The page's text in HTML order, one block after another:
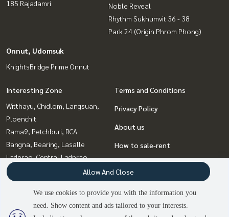
185 Rajadamri
Noble Reveal
Rhythm Sukhumvit 36 - 38
Park 24 (Origin Phrom Phong)
Onnut, Udomsuk
KnightsBridge Prime Onnut
Interesting Zone
Witthayu, Chidlom, Langsuan,
Ploenchit
Rama9, Petchburi, RCA
Bangna, Bearing, Lasalle
Ladprao, Central Ladprao
Sukhumvit, Asoke, Thonglor
Onnut, Udomsuk
Ratchadapisek, Huaikwang,
Suttisan
Terms and Conditions
Privacy Policy
About us
How to sale-rent
Contact
We use cookies to provide you with the information you
need. Show content and ads tailored to your interests.
Allow And Close